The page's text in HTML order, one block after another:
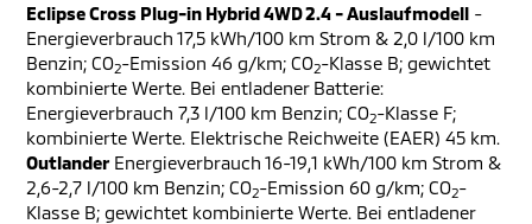
Eclipse Cross Plug-in Hybrid 4WD 2.4 - Auslaufmodell -
Energieverbrauch 17,5 kWh/100 km Strom & 2,0 l/100 km
Benzin; CO2-Emission 46 g/km; CO2-Klasse B; gewichtet
kombinierte Werte. Bei entladener Batterie:
Energieverbrauch 7,3 l/100 km Benzin; CO2-Klasse F;
kombinierte Werte. Elektrische Reichweite (EAER) 45 km.
Outlander Energieverbrauch 16-19,1 kWh/100 km Strom &
2,6-2,7 l/100 km Benzin; CO2-Emission 60 g/km; CO2-
Klasse B; gewichtet kombinierte Werte. Bei entladener